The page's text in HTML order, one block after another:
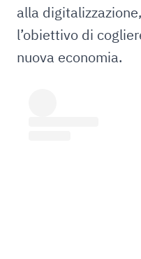
alla
l’obiettivo di
nuova economia.